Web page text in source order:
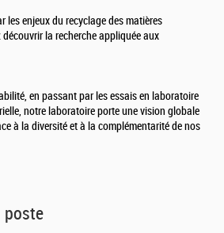
poste
les enjeux du recyclage des matières
la recherche appliquée aux
en passant par les essais en laboratoire
notre laboratoire porte une vision globale
à la diversité et à la complémentarité de nos